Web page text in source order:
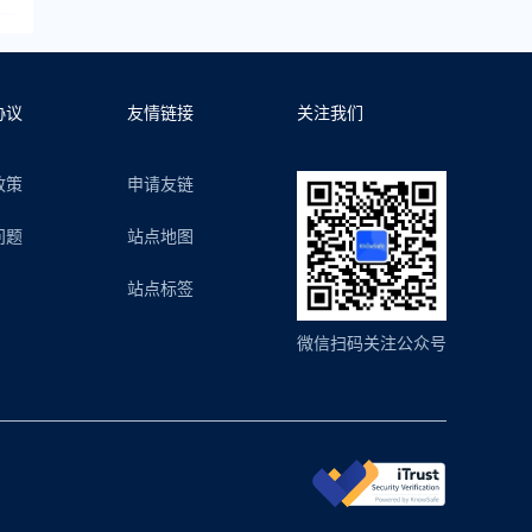
议
策
题
友情链接
申请友链
站点地图
站点标签
关注我们
微信扫码关注公众号